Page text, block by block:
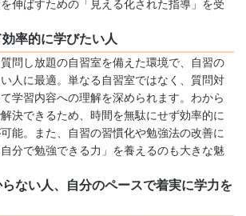
率的に学びたい人
問し放題の自習室を備えた環境で、自習の
人に最適。単なる自習室ではなく、質問対
学習内容への理解を深められます。わから
決できるため、時間を無駄にせず効率的に
能。また、自習の習慣化や勉強法の改善に
分で勉強できる力」を養えるのも大きな魅
ない人、自分のペースで着実に学力を